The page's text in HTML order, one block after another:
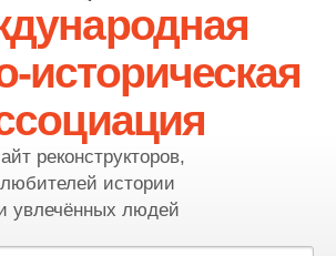
историческая
реконструкторов,
любителей истории
увлечённых людей